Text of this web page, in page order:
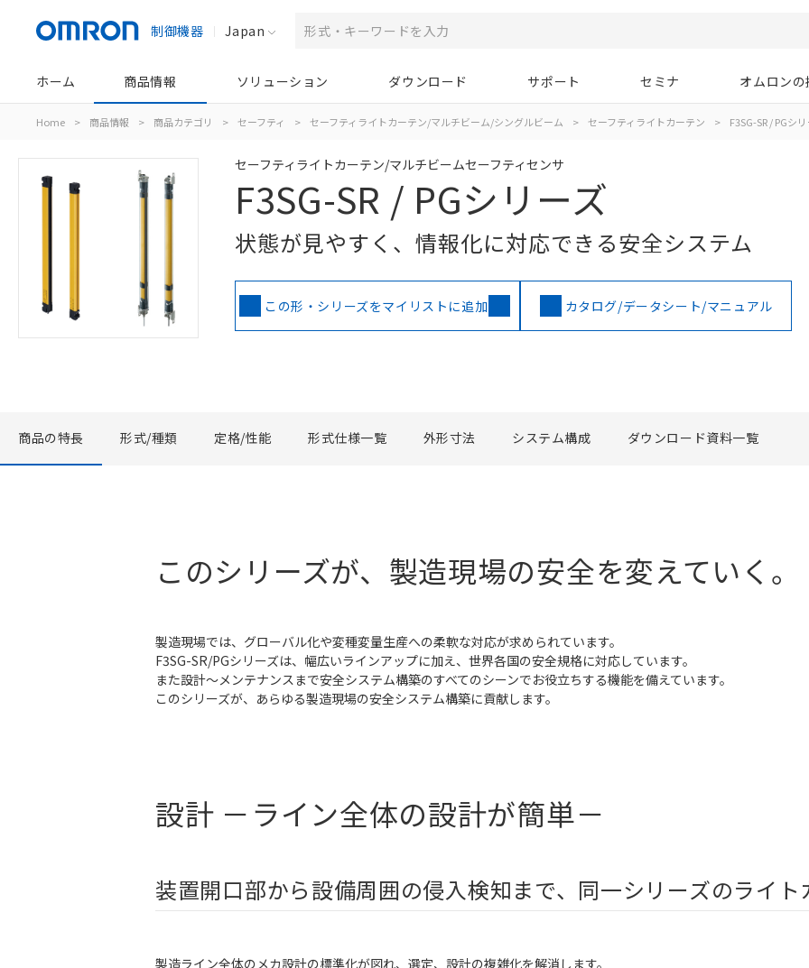
制御機器 Japan
ホーム 商品情報 ソリューション ダウンロード サポート セミナ オムロン
Home > 商品情報 > 商品カテゴリ > セーフティ > セーフティライトカーテン/マルチビーム/シングルビーム > セーフティライトカーテン > F3SG-SR / PGシ
セーフティライトカーテン/マルチビームセーフティセンサ
F3SG-SR / PGシリーズ
状態が見やすく、情報化に対応できる安全システム
この形・シリーズをマイリストに追加 カタログ/データシート/マニュアル
商品の特長 形式/種類 定格/性能 形式仕様一覧 外形寸法 システム構成 ダウンロード資料一覧
このシリーズが、製造現場の安全を変えていく。
製造現場では、グローバル化や変種変量生産への柔軟な対応が求められています。
F3SG-SR/PGシリーズは、幅広いラインアップに加え、世界各国の安全規格に対応しています。
また設計～メンテナンスまで安全システム構築のすべてのシーンでお役立ちする機能を備えています。
このシリーズが、あらゆる製造現場の安全システム構築に貢献します。
設計 －ライン全体の設計が簡単－
装置開口部から設備周囲の侵入検知まで、同一シリーズのライ
製造ライン全体のメカ設計の標準化が図れ、選定、設計の複雑化を解消します。